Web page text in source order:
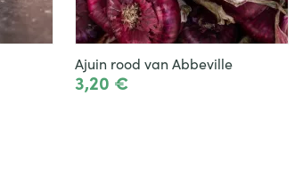
Ajuin rood van Abbeville
3,20 €